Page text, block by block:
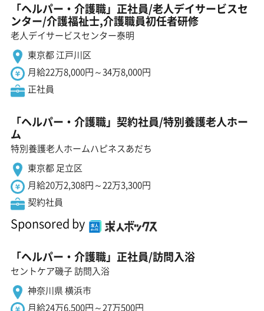
「ヘルパー・介護職」正社員/老人デイサービスセ
ンター/介護福祉士,介護職員初任者研修
老人デイサービスセンター泰明
東京都 江戸川区
月給22万8,000円～34万8,000円
正社員
「ヘルパー・介護職」契約社員/特別養護老人ホー
ム
特別養護老人ホームハピネスあだち
東京都 足立区
月給20万2,308円～22万3,300円
契約社員
Sponsored by
「ヘルパー・介護職」正社員/訪問入浴
セントケア磯子 訪問入浴
神奈川県 横浜市
月給24万6,500円～27万500円